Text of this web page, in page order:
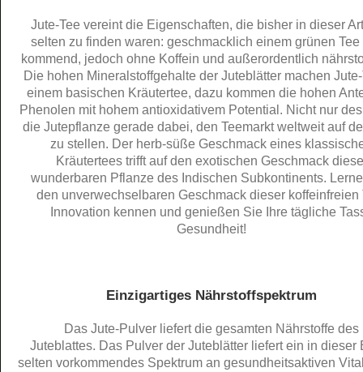
Jute-Tee vereint die Eigenschaften, die bisher in dieser
selten zu finden waren: geschmacklich einem grünen Tee
kommend, jedoch ohne Koffein und außerordentlich
Die hohen Mineralstoffgehalte der Juteblätter machen
einem basischen Kräutertee, dazu kommen die hohen
Phenolen mit hohem antioxidativem Potential. Nicht nur
die Jutepflanze gerade dabei, den Teemarkt weltweit auf
zu stellen. Der herb-süße Geschmack eines
Kräutertees trifft auf den exotischen Geschmack
wunderbaren Pflanze des Indischen Subkontinents.
den unverwechselbaren Geschmack dieser koffeinfreien
Innovation kennen und genießen Sie Ihre tägliche
Gesundheit!
Einzigartiges Nährstoffspektrum​
Das Jute-Pulver liefert die gesamten Nährstoffe des
Juteblattes. Das Pulver der Juteblätter liefert ein in dieser
selten vorkommendes Spektrum an gesundheitsaktiven